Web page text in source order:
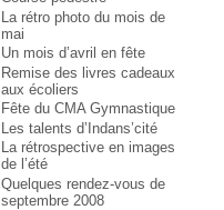
La rétro photo du mois de
mai
Un mois d’avril en fête
Remise des livres cadeaux
aux écoliers
Fête du CMA Gymnastique
Les talents d’Indans’cité
La rétrospective en images
de l’été
Quelques rendez-vous de
septembre 2008